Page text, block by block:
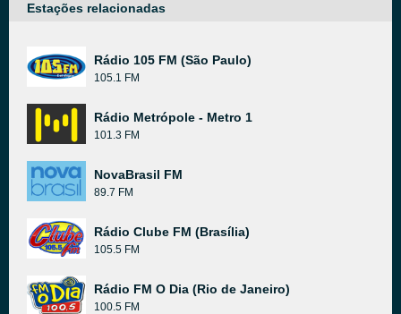
Estações relacionadas
Rádio 105 FM (São Paulo)
105.1 FM
Rádio Metrópole - Metro 1
101.3 FM
NovaBrasil FM
89.7 FM
Rádio Clube FM (Brasília)
105.5 FM
Rádio FM O Dia (Rio de Janeiro)
100.5 FM